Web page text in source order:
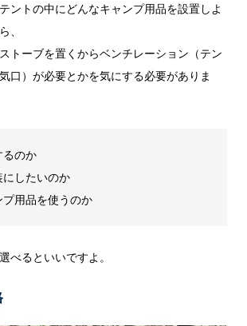
ントの中にどんなキャンプ用品を設置しよ
、
トーブを置くからベンチレーション（テン
口）が必要とかを気にする必要がありま
るのか
にしたいのか
プ用品を使うのか
べるといいですよ。